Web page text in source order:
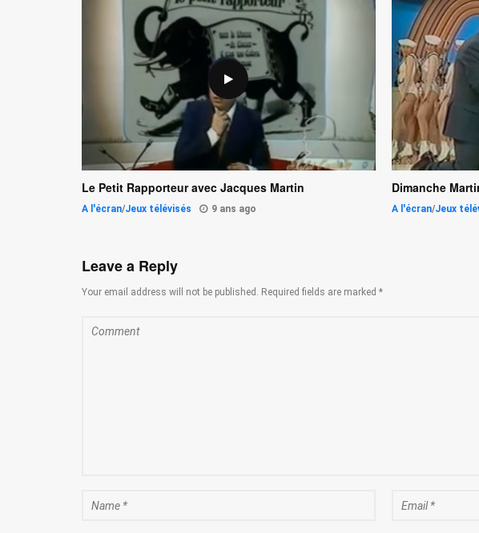
Le Petit Rapporteur avec Jacques Martin
A l'écran/Jeux télévisés 9 ans ago
Dimanche
A l'écran/Jeux
Leave a Reply
Your email address will not be published. Required fields are marked *